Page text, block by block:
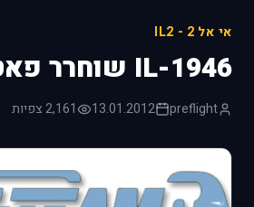
אי אל 2 - IL2
IL-1946 שוחרר פאטצ' v4.11
preflight
13.01.2012 2,161 צפיות